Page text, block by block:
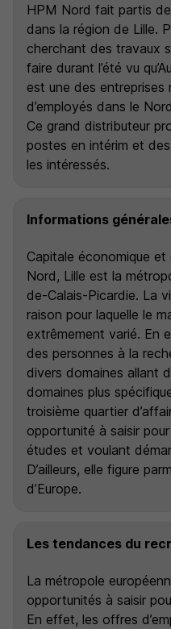
HPM Nord fait partis
dans la région de Lille.
cherchant des travaux
faire durant l’été vu
est une des entreprises
d’employés dans le
Ce grand distributeur
postes en intérim et
les intéressés.
Informations
Capitale économique
Nord, Lille est la
de-Calais-Picardie. La
raison pour laquelle le
extrêmement varié. En
des personnes à la
divers domaines allant
domaines plus
troisième quartier
opportunité à saisir
études et voulant
D’ailleurs, elle figure
d’Europe.
Les tendances du
La métropole
opportunités à saisir
En effet, les offres